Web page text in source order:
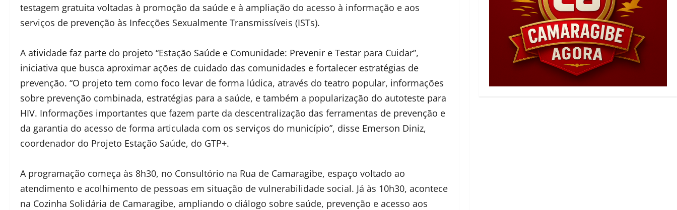
testagem gratuita voltadas à promoção da saúde e à ampliação do acesso à informação e aos
serviços de prevenção às Infecções Sexualmente Transmissíveis (ISTs).
A atividade faz parte do projeto “Estação Saúde e Comunidade: Prevenir e Testar para Cuidar”,
iniciativa que busca aproximar ações de cuidado das comunidades e fortalecer estratégias de
prevenção. “O projeto tem como foco levar de forma lúdica, através do teatro popular, informações
sobre prevenção combinada, estratégias para a saúde, e também a popularização do autoteste para
HIV. Informações importantes que fazem parte da descentralização das ferramentas de prevenção e
da garantia do acesso de forma articulada com os serviços do município”, disse Emerson Diniz,
coordenador do Projeto Estação Saúde, do GTP+.
A programação começa às 8h30, no Consultório na Rua de Camaragibe, espaço voltado ao
atendimento e acolhimento de pessoas em situação de vulnerabilidade social. Já às 10h30, acontece
na Cozinha Solidária de Camaragibe, ampliando o diálogo sobre saúde, prevenção e acesso aos